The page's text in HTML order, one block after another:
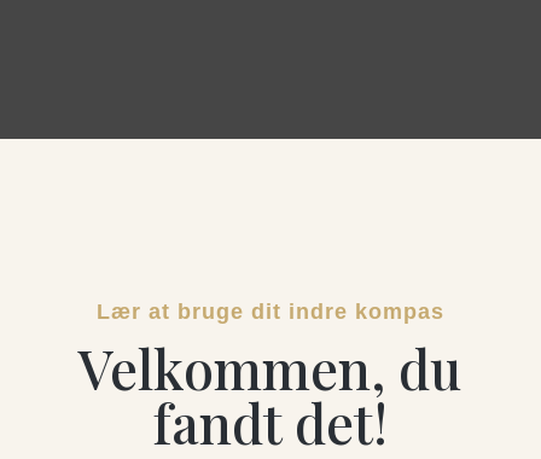
Lær at bruge dit indre kompas
Velkommen, du
fandt det!